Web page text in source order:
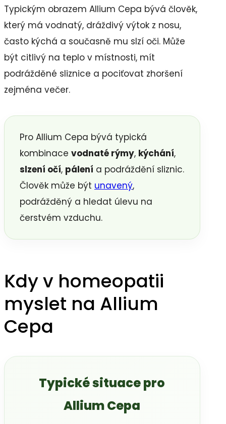
Typickým obrazem Allium Cepa bývá člověk,
který má vodnatý, dráždivý výtok z nosu,
často kýchá a současně mu slzí oči. Může
být citlivý na teplo v místnosti, mít
podrážděné sliznice a pociťovat zhoršení
zejména večer.
Pro Allium Cepa bývá typická
kombinace vodnaté rýmy, kýchání,
slzení očí, pálení a podráždění sliznic.
Člověk může být unavený,
podrážděný a hledat úlevu na
čerstvém vzduchu.
Kdy v homeopatii
myslet na Allium
Cepa
Typické situace pro
Allium Cepa